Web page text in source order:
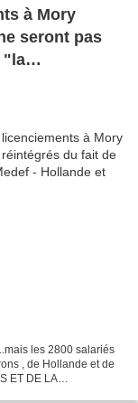
à Mory
seront pas
"la
- Hollande
les 2800 salariés
, de Hollande et de
ET DE LA